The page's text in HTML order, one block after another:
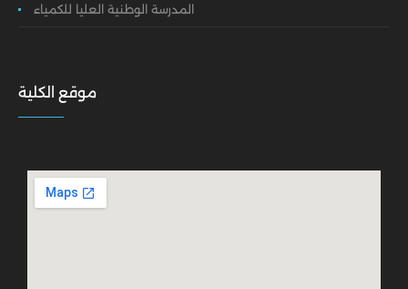
المدرسة الوطنية العليا للكمياء
موقع الكلية